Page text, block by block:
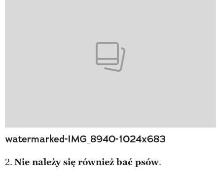
watermarked-IMG_8940-1024x683
2. Nie należy się również bać psów.